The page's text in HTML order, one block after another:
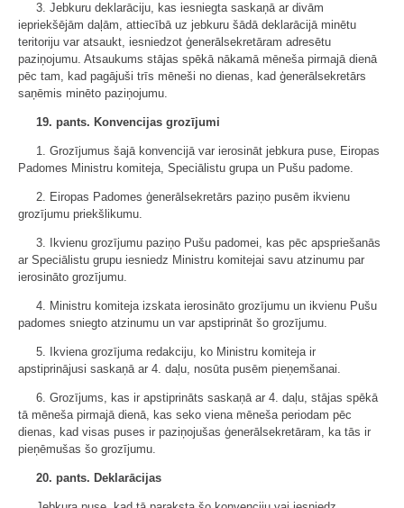
3. Jebkuru deklarāciju, kas iesniegta saskaņā ar divām
iepriekšējām daļām, attiecībā uz jebkuru šādā deklarācijā minētu
teritoriju var atsaukt, iesniedzot ģenerālsekretāram adresētu
paziņojumu. Atsaukums stājas spēkā nākamā mēneša pirmajā dienā
pēc tam, kad pagājuši trīs mēneši no dienas, kad ģenerālsekretārs
saņēmis minēto paziņojumu.
19. pants. Konvencijas grozījumi
1. Grozījumus šajā konvencijā var ierosināt jebkura puse, Eiropas
Padomes Ministru komiteja, Speciālistu grupa un Pušu padome.
2. Eiropas Padomes ģenerālsekretārs paziņo pusēm ikvienu
grozījumu priekšlikumu.
3. Ikvienu grozījumu paziņo Pušu padomei, kas pēc apspriešanās
ar Speciālistu grupu iesniedz Ministru komitejai savu atzinumu par
ierosināto grozījumu.
4. Ministru komiteja izskata ierosināto grozījumu un ikvienu Pušu
padomes sniegto atzinumu un var apstiprināt šo grozījumu.
5. Ikviena grozījuma redakciju, ko Ministru komiteja ir
apstiprinājusi saskaņā ar 4. daļu, nosūta pusēm pieņemšanai.
6. Grozījums, kas ir apstiprināts saskaņā ar 4. daļu, stājas spēkā
tā mēneša pirmajā dienā, kas seko viena mēneša periodam pēc
dienas, kad visas puses ir paziņojušas ģenerālsekretāram, ka tās ir
pieņēmušas šo grozījumu.
20. pants. Deklarācijas